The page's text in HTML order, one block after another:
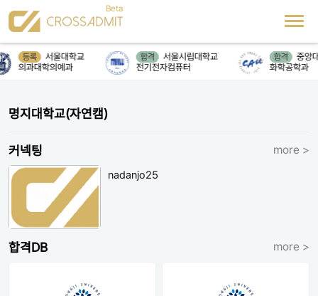
등록
서울대학교
의과대학의예과
합격
서울시립대학교
전기전자컴퓨터
합격
중앙
화학공학과
명지대학교(자연캠)
커넥팅 more >
nadanjo25
합격DB more >